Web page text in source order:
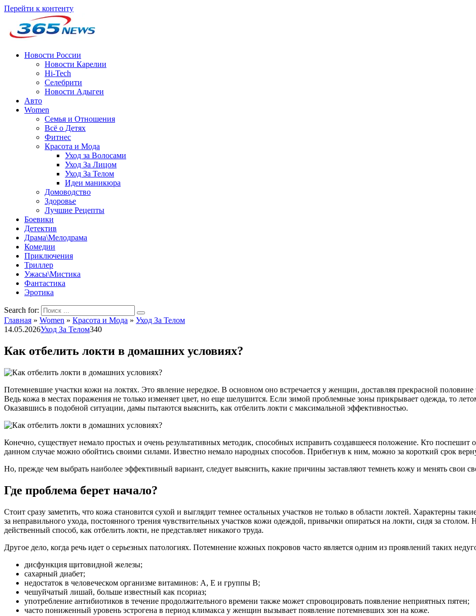
Перейти к контенту
Новости России
Новости Карелии
Hi-Tech
Селебрити
Новости Адыгеи
Авто
Women
Семья и Отношения
Всё о Детях
Фитнес
Красота и Мода
Уход за Волосами
Уход За Лицом
Уход За Телом
Идеи маникюра
Домоводство
Здоровье
Лучшие Рецепты
Боевики
Детектив
Драма\Мелодрама
Комедии
Приключения
Триллер
Ужасы\Мистика
Фантастика
Эротика
Search for:
Главная » Women » Красота и Мода » Уход За Телом
14.05.2026Уход За Телом340
Как отбелить локти в домашних условиях?
Потемневшие участки кожи на локтях. Это явление нередкое. В основном оно встречается у женщин, доставляя прекрасной
Ведь кожа в местах поражения не только изменяет цвет, но еще шелушится. Если зимой проблемные зоны прикрывает одежда, то
Оказавшись в подобной ситуации, дамы пытаются выяснить, как отбелить локти с максимальной эффективностью.
Конечно, существует немало простых и очень результативных методик, способных исправить создавшееся положение. Кто поспешит
данном случае можно обойтись своими силами. Известно немало народных способов. Прибегнув к ним, можно за короткий срок
Но, прежде чем выбрать наиболее эффективный вариант, следует выяснить, какие причины заставляют темнеть кожу и менять свои
Где проблема берет начало?
Стоит сразу заметить, что кожа становится сухой и выглядит темнее остальных участков не только в области локтей. Характерны
за неправильного ухода, постоянного трения чувствительных участков кожи одеждой, привычки опираться на локти, сидя за
действенный способ, как отбелить локти, не представляет никакого труда.
Другое дело, когда речь идет о серьезных патологиях. Потемнение кожных покровов часто является одним из проявлений таких
дисфункция щитовидной железы;
сахарный диабет;
недостаток в человеческом организме витаминов: А, Е и группы В;
чешуйчатый лишай, больше известный как псориаз;
употребление антибиотиков в течение продолжительного времени также может спровоцировать появление неприятных пятен;
часто пониженный уровень эстрогена в период климакса у женщин вызывает появление потемневших зон на коже.